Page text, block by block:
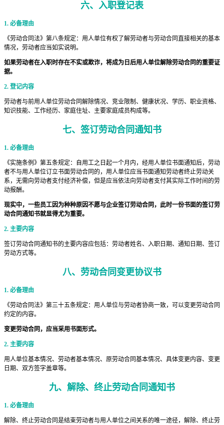
六、 入职登记表
1. 必备理由
《劳动合同法》第八条规定：用人单位有权了解劳动者与劳动合同直接相关的基本
情况，劳动者应当如实说明。
如果劳动者在入职时存在不实或欺诈，将成为日后用人单位解除劳动合同的重要证
据。
2. 登记内容
劳动者与前用人单位劳动合同解除情况、竞业限制、健康状况、学历、职业资格、
知识技能、工作经历、家庭住址、主要家庭成员构成等。
七、 签订劳动合同通知书
1. 必备理由
《实施条例》第五条规定：自用工之日起一个月内，经用人单位书面通知后，劳动
者不与用人单位订立书面劳动合同的，用人单位应当书面通知劳动者终止劳动关
系，无需向劳动者支付经济补偿，但是应当依法向劳动者支付其实际工作时间的劳
动报酬。
现实中，一些员工因为种种原因不愿与企业签订劳动合同，此时一份书面的签订劳
动合同通知书就显得尤为重要。
2. 主要内容
签订劳动合同通知书的主要内容应包括：劳动者姓名、入职日期、通知日期、签订
劳动方式等。
八、 劳动合同变更协议书
1. 必备理由
《劳动合同法》第三十五条规定：用人单位与劳动者协商一致，可以变更劳动合同
约定的内容。
变更劳动合同，应当采用书面形式。
2. 主要内容
用人单位基本情况、劳动者基本情况、原劳动合同基本情况、具体变更内容、变更
日期、双方签字盖章等。
九、 解除、终止劳动合同通知书
1. 必备理由
解除、终止劳动合同是结束劳动者与用人单位之间关系的唯一途径，解除、终止劳